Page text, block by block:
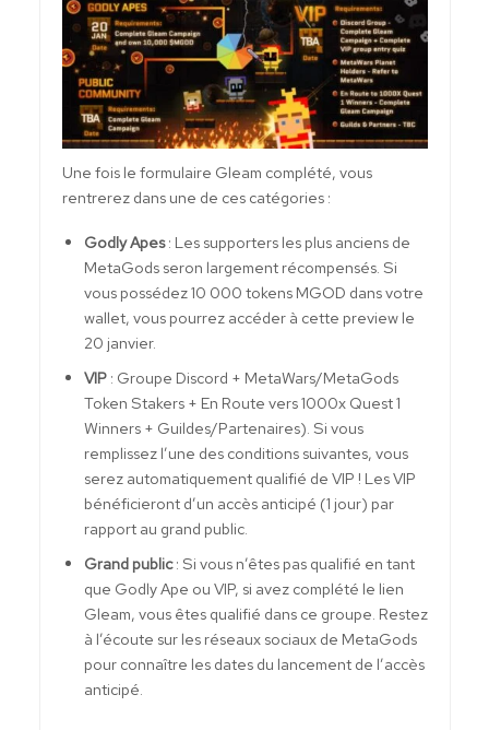
Une fois le formulaire Gleam complété, vous
rentrerez dans une de ces catégories :
Godly Apes: Les supporters les plus anciens de
MetaGods seron largement récompensés. Si
vous possédez 10 000 tokens MGOD dans votre
wallet, vous pourrez accéder à cette preview le
20 janvier.
VIP: Groupe Discord + MetaWars/MetaGods
Token Stakers + En Route vers 1000x Quest 1
Winners + Guildes/Partenaires). Si vous
remplissez l’une des conditions suivantes, vous
serez automatiquement qualifié de VIP ! Les VIP
bénéficieront d’un accès anticipé (1 jour) par
rapport au grand public.
Grand public: Si vous n’êtes pas qualifié en tant
que Godly Ape ou VIP, si avez complété le lien
Gleam, vous êtes qualifié dans ce groupe. Restez
à l’écoute sur les réseaux sociaux de MetaGods
pour connaître les dates du lancement de l’accès
anticipé.